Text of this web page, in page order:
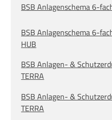
BSB Anlagenschema 6-
BSB Anlagenschema 6-
HUB
BSB Anlagen- &
TERRA
BSB Anlagen- &
TERRA